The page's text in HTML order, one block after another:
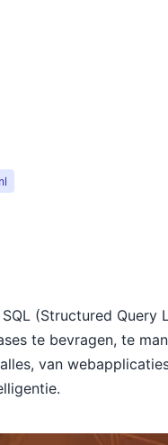
(Structured Query
te bevragen, te
van